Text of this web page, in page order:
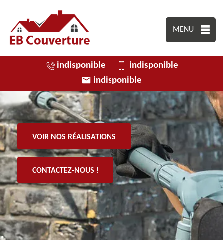
MENU
indisponible
indisponible
indisponible
VOIR NOS RÉALISATIONS
CONTACTEZ-NOUS !